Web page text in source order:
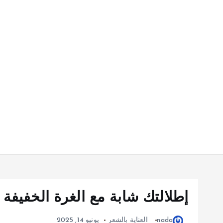
إطلالتك شابة مع الغرة الخفيفة
nada العناية بالشعر يونيو 14, 2025